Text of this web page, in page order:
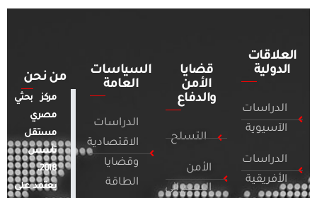
العلاقات
الدولية
الدراسات
الآسيوية
الدراسات
الأفريقية
قضايا
الأمن
والدفاع
التسلح
الأمن
السيبراني
السياسات
العامة
الدراسات
الاقتصادية
وقضايا
الطاقة
من نحن
مركز بحثي
مصري
مستقل
تأسس
2018.
يعتمد على